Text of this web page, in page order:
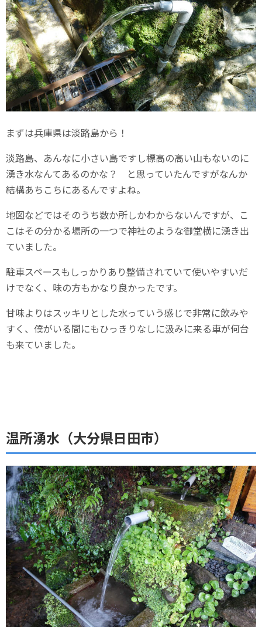
まずは兵庫県は淡路島から！
淡路島、あんなに小さい島ですし標高の高い山もないのに
湧き水なんてあるのかな？ と思っていたんですがなんか
結構あちこちにあるんですよね。
地図などではそのうち数か所しかわからないんですが、こ
こはその分かる場所の一つで神社のような御堂横に湧き出
ていました。
駐車スペースもしっかりあり整備されていて使いやすいだ
けでなく、味の方もかなり良かったです。
甘味よりはスッキリとした水っていう感じで非常に飲みや
すく、僕がいる間にもひっきりなしに汲みに来る車が何台
も来ていました。
温所湧水（大分県日田市）